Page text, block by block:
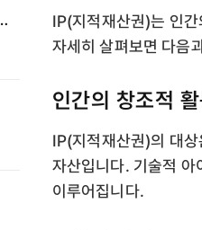
IP(지적재산권)는 인
자세히 살펴보면 다음
인간의 창조적
IP(지적재산권)의 대
자산입니다. 기술적 아
이루어집니다.